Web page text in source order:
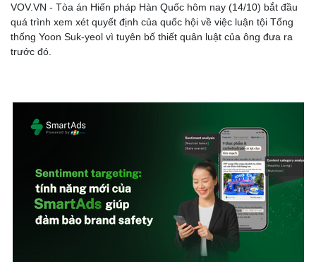
VOV.VN - Tòa án Hiến pháp Hàn Quốc hôm nay (14/10) bắt đầu
quá trình xem xét quyết định của quốc hội về việc luận tội Tổng
thống Yoon Suk-yeol vì tuyên bố thiết quân luật của ông đưa ra
trước đó.